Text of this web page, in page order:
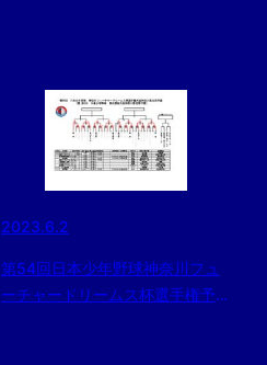
2023.6.2
第54回日本少年野球神奈川フュ
ーチャードリームス杯選手権予選